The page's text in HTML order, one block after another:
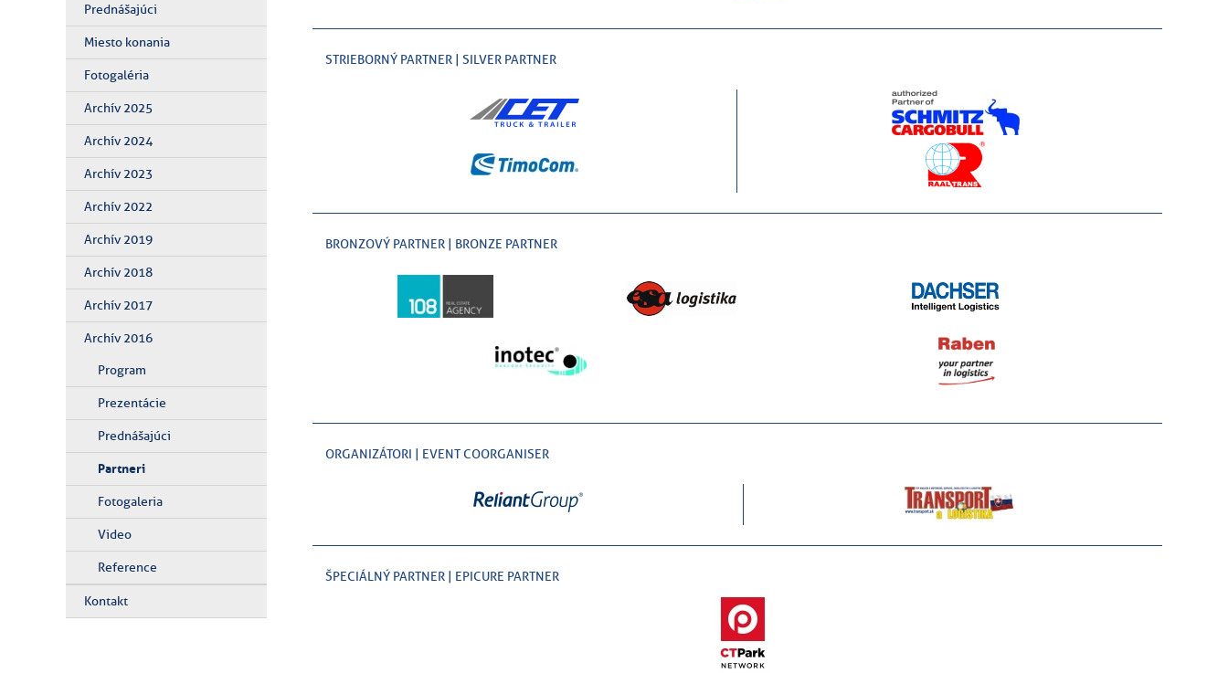
Prednášajúci
Miesto konania
Fotogaléria
Archív 2025
Archív 2024
Archív 2023
Archív 2022
Archív 2019
Archív 2018
Archív 2017
Archív 2016
Program
Prezentácie
Prednášajúci
Partneri
Fotogaleria
Video
Reference
Kontakt
STRIEBORNÝ PARTNER | SILVER PARTNER
BRONZOVÝ PARTNER | BRONZE PARTNER
ORGANIZÁTORI | EVENT COORGANISER
ŠPECIÁLNÝ PARTNER | EPICURE PARTNER